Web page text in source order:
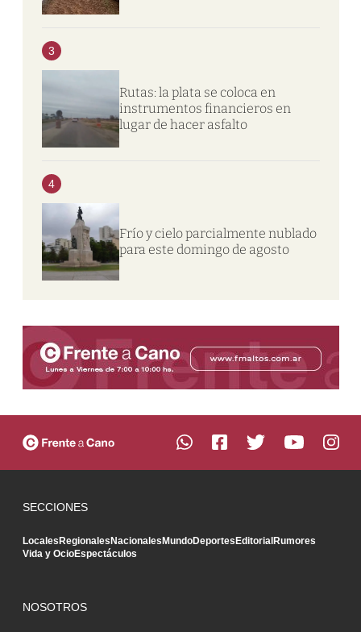
3
Rutas: la plata se coloca en
instrumentos financieros en
lugar de hacer asfalto
4
Frío y cielo parcialmente nublado
para este domingo de agosto
SECCIONES
LocalesRegionalesNacionalesMundoDeportesEditorialRumores
Vida y OcioEspectáculos
NOSOTROS